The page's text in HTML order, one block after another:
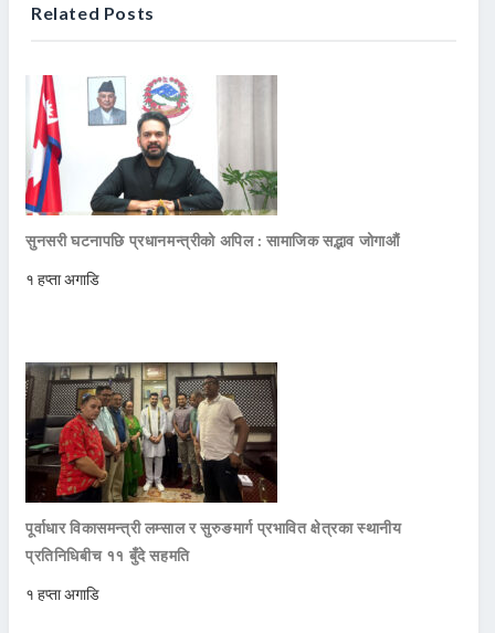
Related Posts
सुनसरी घटनापछि प्रधानमन्त्रीको अपिल : सामाजिक सद्भाव जोगाऔं
१ हप्ता अगाडि
पूर्वाधार विकासमन्त्री लम्साल र सुरुङमार्ग प्रभावित क्षेत्रका स्थानीय
प्रतिनिधिबीच ११ बुँदे सहमति
१ हप्ता अगाडि